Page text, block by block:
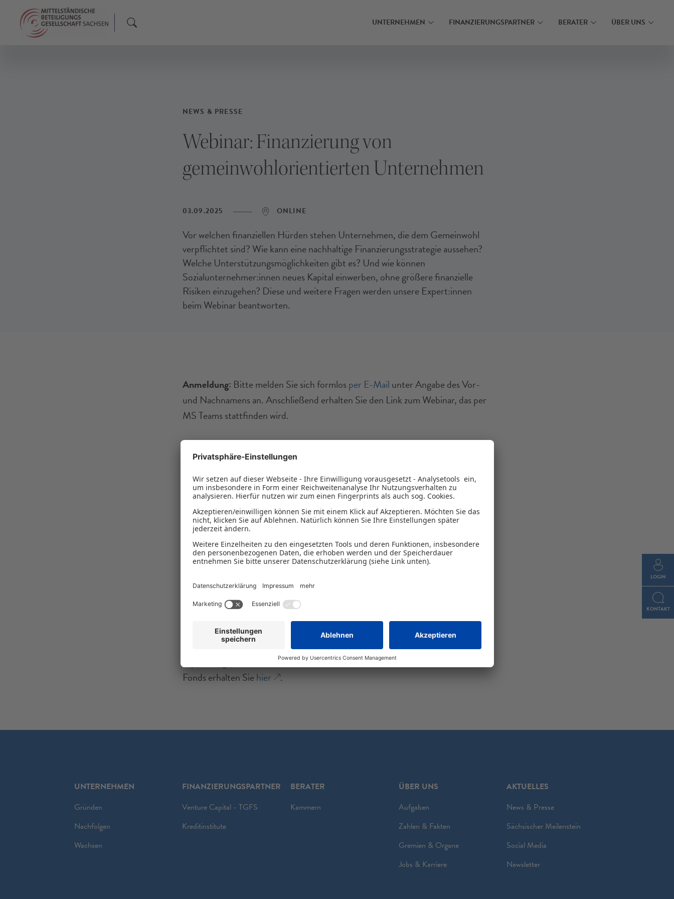
UNTERNEHMEN FINANZIERUNGSPARTNER BERATER ÜBER UNS
LOGIN
KONTAKT
NEWS & PRESSE
Webinar: Finanzierung von
gemeinwohlorientierten Unternehmen
03.09.2025 ONLINE
Vor welchen finanziellen Hürden stehen Unternehmen, die dem Gemeinwohl
verpflichtet sind? Wie kann eine nachhaltige Finanzierungsstrategie aussehen?
Welche Unterstützungsmöglichkeiten gibt es? Und wie können
Sozialunternehmer:innen neues Kapital einwerben, ohne größere finanzielle
Risiken einzugehen? Diese und weitere Fragen werden unsere Expert:innen
beim Webinar beantworten.
Anmeldung: Bitte melden Sie sich formlosper E-Mail unter Angabe des Vor-
und Nachnamens an. Anschließend erhalten Sie den Link zum Webinar, das per
MS Teams stattfinden wird.
Im Rahmen des Webinars werden wir denMikromezzaninfonds Deutschland III
(MMF III) genauer vorstellen. Die neueste Generation des Fonds richtet sich
explizit an gemeinwohlorientierte Unternehmen. Mehr Informationen zum
Fonds erhalten Siehier .
UNTERNEHMEN
Gründen
Nachfolgen
Wachsen
FINANZIERUNGSPARTNER
Venture Capital - TGFS
Kreditinstitute
BERATER
Kammern
ÜBER UNS
Aufgaben
Zahlen & Fakten
Gremien & Organe
Jobs & Karriere
AKTUELLES
News & Presse
Sächsischer Meilenstein
Social Media
Newsletter